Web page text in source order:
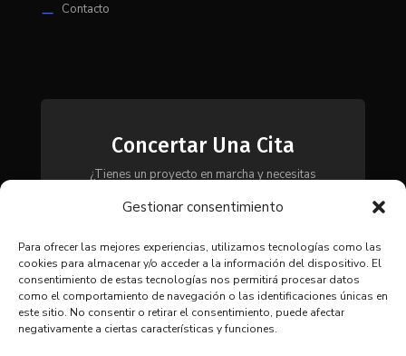
Gestionar consentimiento
Para ofrecer las mejores experiencias, utilizamos tecnologías como las
cookies para almacenar y/o acceder a la información del dispositivo. El
consentimiento de estas tecnologías nos permitirá procesar datos
como el comportamiento de navegación o las identificaciones únicas en
este sitio. No consentir o retirar el consentimiento, puede afectar
negativamente a ciertas características y funciones.
K Contacto
Concertar Una Cita
¿Tienes un proyecto en marcha y necesitas
contacto con nosotros y te asesoraremos para
necesidades.
CONTACTAR